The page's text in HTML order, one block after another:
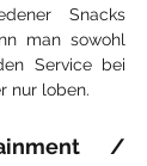
Snacks
man sowohl
Service bei
nur loben.
/